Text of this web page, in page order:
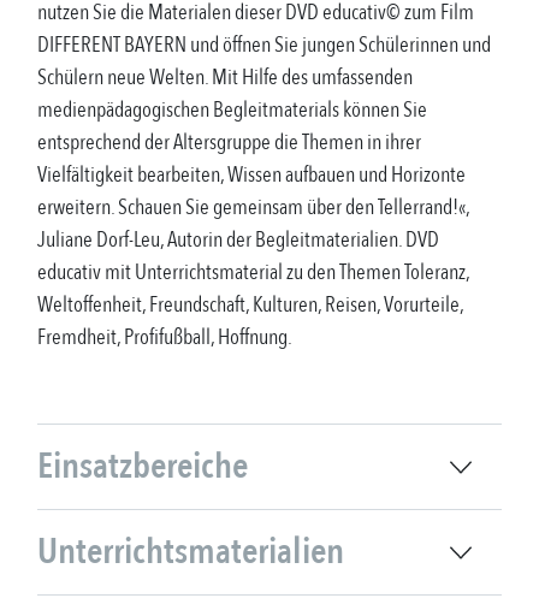
nutzen Sie die Materialen dieser DVD educativ© zum Film
DIFFERENT BAYERN und öffnen Sie jungen Schülerinnen und
Schülern neue Welten. Mit Hilfe des umfassenden
medienpädagogischen Begleitmaterials können Sie
entsprechend der Altersgruppe die Themen in ihrer
Vielfältigkeit bearbeiten, Wissen aufbauen und Horizonte
erweitern. Schauen Sie gemeinsam über den Tellerrand!«,
Juliane Dorf-Leu, Autorin der Begleitmaterialien. DVD
educativ mit Unterrichtsmaterial zu den Themen Toleranz,
Weltoffenheit, Freundschaft, Kulturen, Reisen, Vorurteile,
Fremdheit, Profifußball, Hoffnung.
Einsatzbereiche
Unterrichtsmaterialien